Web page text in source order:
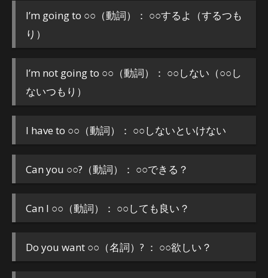
I’m going to ○○（動詞）： ○○するよ（するつも
り）
I’m not going to ○○（動詞）： ○○しない（○○し
ないつもり）
I have to ○○（動詞）： ○○しないといけない
Can you ○○?（動詞）： ○○できる？
Can I ○○（動詞）： ○○しても良い？
Do you want ○○（名詞）? ： ○○欲しい？